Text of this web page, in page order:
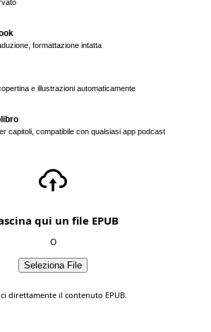
formattazione intatta
e illustrazioni automaticamente
capitoli, compatibile con qualsiasi app podcast
qui un file EPUB
O
Seleziona File
direttamente il contenuto EPUB.